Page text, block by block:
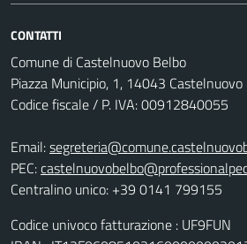
CONTATTI
Comune di Castelnuovo Belbo
Piazza Municipio, 1, 14043
Codice fiscale / P. IVA: 00912840055
Email:
PEC:
Centralino unico: +39 0141 799155
Codice univoco fatturazione : UF9FUN